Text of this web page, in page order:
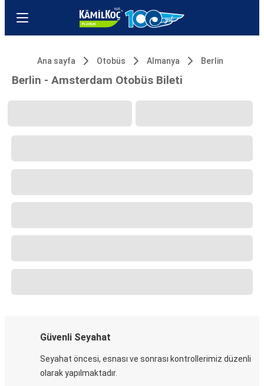
Ana sayfa Otobüs Almanya Berlin
Berlin - Amsterdam Otobüs Bileti
Güvenli Seyahat
Seyahat öncesi, esnası ve sonrası kontrollerimiz düzenli
olarak yapılmaktadır.